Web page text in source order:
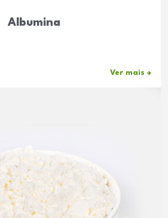
Albumina
Ver mais